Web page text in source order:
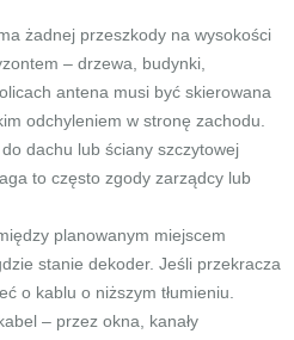
żadnej przeszkody na wysokości
– drzewa, budynki,
antena musi być skierowana
odchyleniem w stronę zachodu.
dachu lub ściany szczytowej
to często zgody zarządcy lub
planowanym miejscem
stanie dekoder. Jeśli przekracza
o kablu o niższym tłumieniu.
– przez okna, kanały